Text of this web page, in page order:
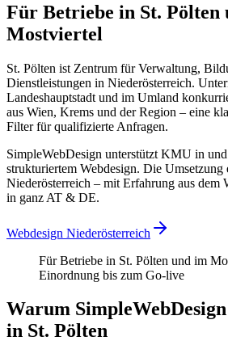
Für Betriebe in St. Pölten
Mostviertel
St. Pölten ist Zentrum für Verwaltung,
Dienstleistungen in Niederösterreich.
Landeshauptstadt und im Umland
aus Wien, Krems und der Region – eine
Filter für qualifizierte Anfragen.
SimpleWebDesign unterstützt KMU in
strukturiertem Webdesign. Die Umsetzung
Niederösterreich – mit Erfahrung aus dem
in ganz AT & DE.
Webdesign Niederösterreich
Für Betriebe in St. Pölten und im
Einordnung bis zum Go-live
Warum
in St. Pölten